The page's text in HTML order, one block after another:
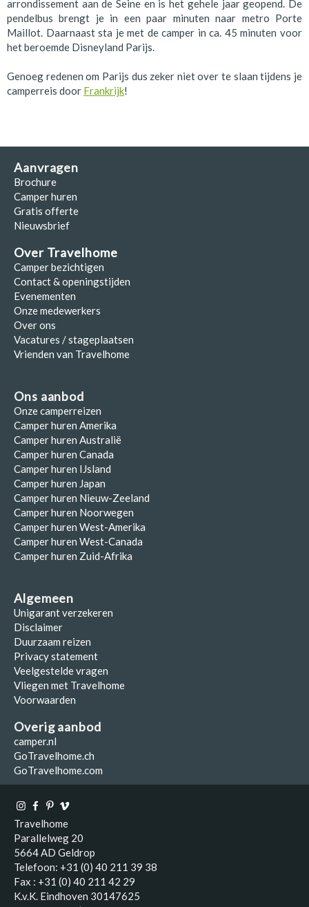
arrondissement aan de Seine en is het gehele jaar geopend. De
pendelbus brengt je in een paar minuten naar metro Porte
Maillot. Daarnaast sta je met de camper in ca. 45 minuten voor
het beroemde Disneyland Parijs.
Genoeg redenen om Parijs dus zeker niet over te slaan tijdens je
camperreis door Frankrijk!
Aanvragen
Brochure
Camper huren
Gratis offerte
Nieuwsbrief
Over Travelhome
Camper bezichtigen
Contact & openingstijden
Evenementen
Onze medewerkers
Over ons
Vacatures / stageplaatsen
Vrienden van Travelhome
Ons aanbod
Onze camperreizen
Camper huren Amerika
Camper huren Australië
Camper huren Canada
Camper huren IJsland
Camper huren Japan
Camper huren Nieuw-Zeeland
Camper huren Noorwegen
Camper huren West-Amerika
Camper huren West-Canada
Camper huren Zuid-Afrika
Algemeen
Unigarant verzekeren
Disclaimer
Duurzaam reizen
Privacy statement
Veelgestelde vragen
Vliegen met Travelhome
Voorwaarden
Overig aanbod
camper.nl
GoTravelhome.ch
GoTravelhome.com
Travelhome
Parallelweg 20
5664 AD Geldrop
Telefoon: +31 (0) 40 211 39 38
Fax : +31 (0) 40 211 42 29
K.v.K. Eindhoven 30147625